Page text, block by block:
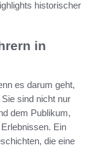
historischer
in
es darum geht,
sind nicht nur
dem Publikum,
Ein
die eine